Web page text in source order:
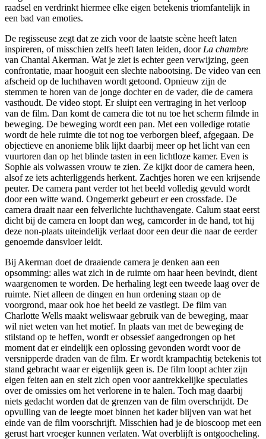
raadsel en verdrinkt hiermee elke eigen betekenis triomfantelijk in
een bad van emoties.
De regisseuse zegt dat ze zich voor de laatste scène heeft laten
inspireren, of misschien zelfs heeft laten leiden, door La chambre
van Chantal Akerman. Wat je ziet is echter geen verwijzing, geen
confrontatie, maar hooguit een slechte nabootsing. De video van een
afscheid op de luchthaven wordt getoond. Opnieuw zijn de
stemmen te horen van de jonge dochter en de vader, die de camera
vasthoudt. De video stopt. Er sluipt een vertraging in het verloop
van de film. Dan komt de camera die tot nu toe het scherm filmde in
beweging. De beweging wordt een pan. Met een volledige rotatie
wordt de hele ruimte die tot nog toe verborgen bleef, afgegaan. De
objectieve en anonieme blik lijkt daarbij meer op het licht van een
vuurtoren dan op het blinde tasten in een lichtloze kamer. Even is
Sophie als volwassen vrouw te zien. Ze kijkt door de camera heen,
alsof ze iets achterliggends herkent. Zachtjes horen we een krijsende
peuter. De camera pant verder tot het beeld volledig gevuld wordt
door een witte wand. Ongemerkt gebeurt er een crossfade. De
camera draait naar een felverlichte luchthavengate. Calum staat eerst
dicht bij de camera en loopt dan weg, camcorder in de hand, tot hij
deze non-plaats uiteindelijk verlaat door een deur die naar de eerder
genoemde dansvloer leidt.
Bij Akerman doet de draaiende camera je denken aan een
opsomming: alles wat zich in de ruimte om haar heen bevindt, dient
waargenomen te worden. De herhaling legt een tweede laag over de
ruimte. Niet alleen de dingen en hun ordening staan op de
voorgrond, maar ook hoe het beeld ze vastlegt. De film van
Charlotte Wells maakt weliswaar gebruik van de beweging, maar
wil niet weten van het motief. In plaats van met de beweging de
stilstand op te heffen, wordt er obsessief aangedrongen op het
moment dat er eindelijk een oplossing gevonden wordt voor de
versnipperde draden van de film. Er wordt krampachtig betekenis tot
stand gebracht waar er eigenlijk geen is. De film loopt achter zijn
eigen feiten aan en stelt zich open voor aantrekkelijke speculaties
over de omissies om het verlorene in te halen. Toch mag daarbij
niets gedacht worden dat de grenzen van de film overschrijdt. De
opvulling van de leegte moet binnen het kader blijven van wat het
einde van de film voorschrijft. Misschien had je de bioscoop met een
gerust hart vroeger kunnen verlaten. Wat overblijft is ontgoocheling.